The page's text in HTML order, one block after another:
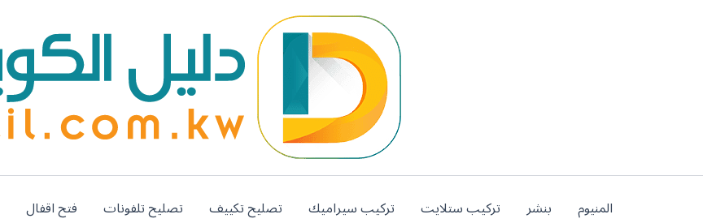
المنيوم بنشر تركيب ستلايت تركيب سيراميك تصليح تكييف تصليح تلفونات فتح اقفال